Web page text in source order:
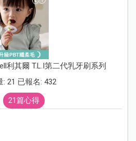
利其爾 T.L.I第二代乳牙刷系列
: 21 已報名: 432
21篇心得